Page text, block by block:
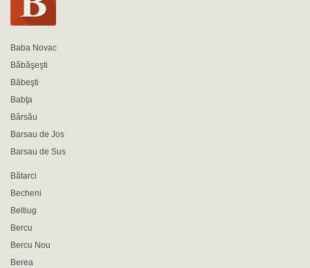
Baba Novac
Băbăşeşti
Băbeşti
Babţa
Bârsău
Barsau de Jos
Barsau de Sus
Bătarci
Becheni
Beltiug
Bercu
Bercu Nou
Berea